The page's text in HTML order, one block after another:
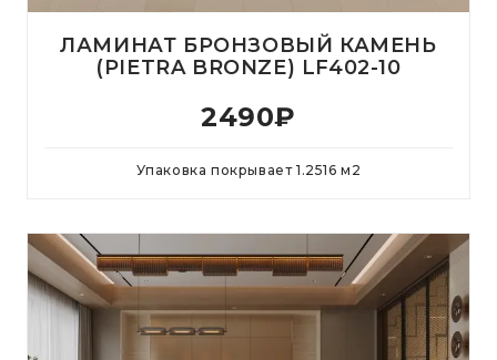
ЛАМИНАТ БРОНЗОВЫЙ КАМЕНЬ
(PIETRA BRONZE) LF402-10
2490₽
Упаковка покрывает 1.2516 м 2